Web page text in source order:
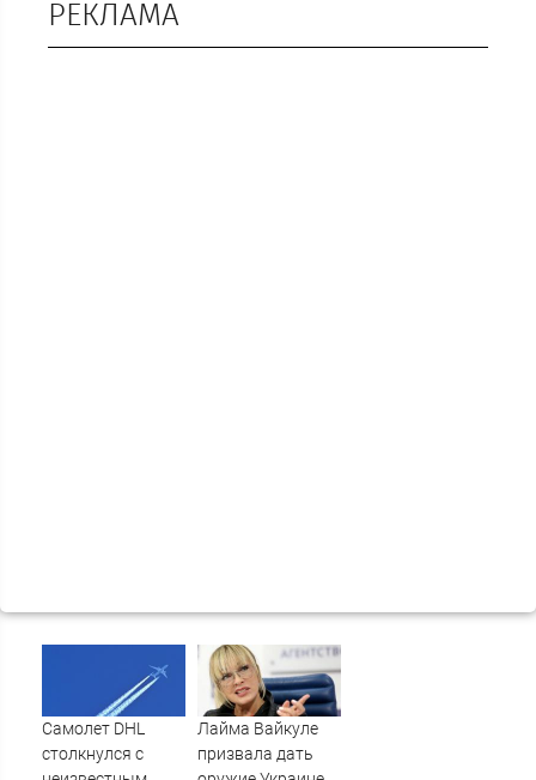
РЕКЛАМА
Самолет DHL
столкнулся с
Лайма Вайкуле
призвала дать